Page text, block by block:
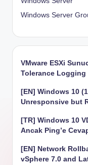
Windows Server
VMware ESXi
Tolerance Logging
[EN] Windows 10
Unresponsive but
[TR] Windows 10
Ancak Ping’e
[EN] Network
vSphere 7.0 and